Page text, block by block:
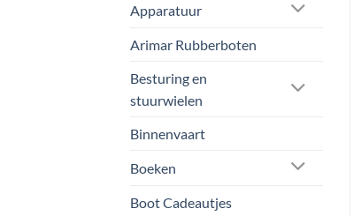
Apparatuur
Arimar Rubberboten
Besturing en
stuurwielen
Binnenvaart
Boeken
Boot Cadeautjes